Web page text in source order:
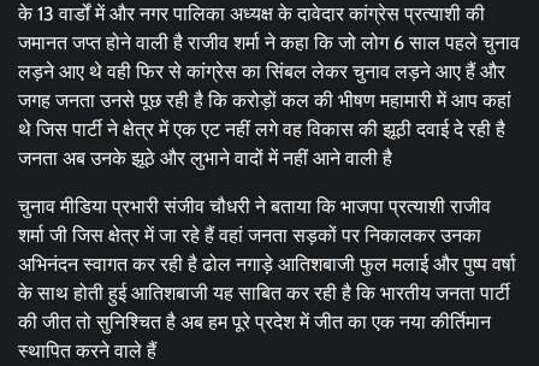
के 13 वार्डों में और नगर पालिका अध्यक्ष के दावेदार कांग्रेस प्रत्याशी की
जमानत जप्त होने वाली है राजीव शर्मा ने कहा कि जो लोग 6 साल पहले चुनाव
लड़ने आए थे वही फिर से कांग्रेस का सिंबल लेकर चुनाव लड़ने आए हैं और
जगह जनता उनसे पूछ रही है कि करोड़ों कल की भीषण महामारी में आप कहां
थे जिस पार्टी ने क्षेत्र में एक एट नहीं लगे वह विकास की झूठी दवाई दे रही है
जनता अब उनके झूठे और लुभाने वादों में नहीं आने वाली है
चुनाव मीडिया प्रभारी संजीव चौधरी ने बताया कि भाजपा प्रत्याशी राजीव
शर्मा जी जिस क्षेत्र में जा रहे हैं वहां जनता सड़कों पर निकालकर उनका
अभिनंदन स्वागत कर रही है ढोल नगाड़े आतिशबाजी फुल मलाई और पुष्प वर्षा
के साथ होती हुई आतिशबाजी यह साबित कर रही है कि भारतीय जनता पार्टी
की जीत तो सुनिश्चित है अब हम पूरे प्रदेश में जीत का एक नया कीर्तिमान
स्थापित करने वाले हैं